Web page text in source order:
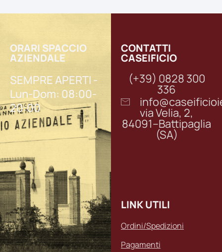
SEMPRE APERTI -
Lun-Dom: 08:00-
20:00
ORARI SPACCIO
AZIENDALE
LINK UTILI
Ordini/Spedizioni
Pagamenti
(+39) 0828 300
336
via Velia, 2,
84091–Battipaglia
(SA)
CONTATTI
CASEIFICIO